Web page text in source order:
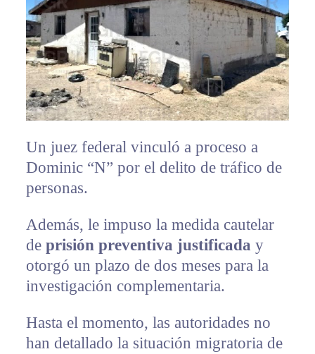
Un juez federal vinculó a proceso a
Dominic “N” por el delito de tráfico de
personas.
Además, le impuso la medida cautelar
de prisión preventiva justificada y
otorgó un plazo de dos meses para la
investigación complementaria.
Hasta el momento, las autoridades no
han detallado la situación migratoria de